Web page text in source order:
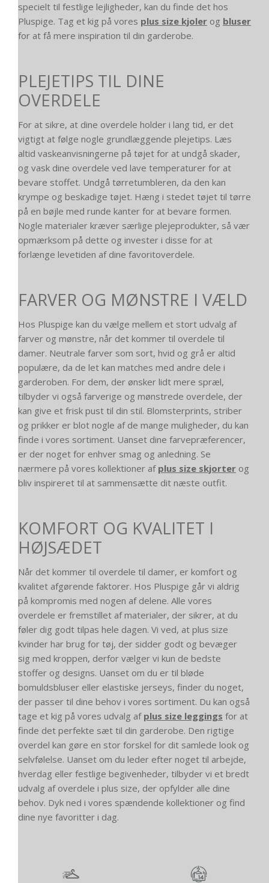
specielt til festlige lejligheder, kan du finde det hos
Pluspige. Tag et kig på vores plus size kjoler og bluser
for at få mere inspiration til din garderobe.
PLEJETIPS TIL DINE
OVERDELE
For at sikre, at dine overdele holder i lang tid, er det
vigtigt at følge nogle grundlæggende plejetips. Læs
altid vaskeanvisningerne på tøjet for at undgå skader,
og vask dine overdele ved lave temperaturer for at
bevare stoffet. Undgå tørretumbleren, da den kan
krympe og beskadige tøjet. Hæng i stedet tøjet til tørre
på en bøjle med runde kanter for at bevare formen.
Nogle materialer kræver særlige plejeprodukter, så vær
opmærksom på dette og invester i disse for at
forlænge levetiden af dine favoritoverdele.
FARVER OG MØNSTRE I VÆLD
Hos Pluspige kan du vælge mellem et stort udvalg af
farver og mønstre, når det kommer til overdele til
damer. Neutrale farver som sort, hvid og grå er altid
populære, da de let kan matches med andre dele i
garderoben. For dem, der ønsker lidt mere spræl,
tilbyder vi også farverige og mønstrede overdele, der
kan give et frisk pust til din stil. Blomsterprints, striber
og prikker er blot nogle af de mange muligheder, du kan
finde i vores sortiment. Uanset dine farvepræferencer,
er der noget for enhver smag og anledning. Se
nærmere på vores kollektioner af plus size skjorter og
bliv inspireret til at sammensætte dit næste outfit.
KOMFORT OG KVALITET I
HØJSÆDET
Når det kommer til overdele til damer, er komfort og
kvalitet afgørende faktorer. Hos Pluspige går vi aldrig
på kompromis med nogen af delene. Alle vores
overdele er fremstillet af materialer, der sikrer, at du
føler dig godt tilpas hele dagen. Vi ved, at plus size
kvinder har brug for tøj, der sidder godt og bevæger
sig med kroppen, derfor vælger vi kun de bedste
stoffer og designs. Uanset om du er til bløde
bomuldsbluser eller elastiske jerseys, finder du noget,
der passer til dine behov i vores sortiment. Du kan også
tage et kig på vores udvalg af plus size leggings for at
finde det perfekte sæt til din garderobe. Den rigtige
overdel kan gøre en stor forskel for dit samlede look og
selvfølelse. Uanset om du leder efter noget til arbejde,
hverdag eller festlige begivenheder, tilbyder vi et bredt
udvalg af overdele i plus size, der opfylder alle dine
behov. Dyk ned i vores spændende kollektioner og find
dine nye favoritter i dag.